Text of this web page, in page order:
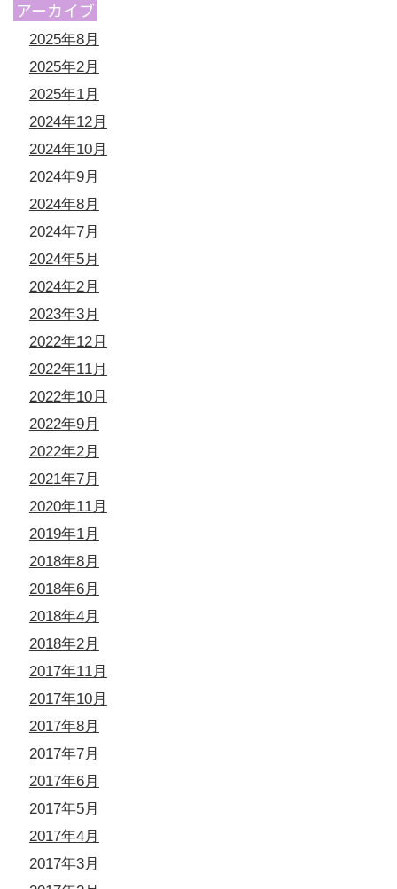
アーカイブ
2025年8月
2025年2月
2025年1月
2024年12月
2024年10月
2024年9月
2024年8月
2024年7月
2024年5月
2024年2月
2023年3月
2022年12月
2022年11月
2022年10月
2022年9月
2022年2月
2021年7月
2020年11月
2019年1月
2018年8月
2018年6月
2018年4月
2018年2月
2017年11月
2017年10月
2017年8月
2017年7月
2017年6月
2017年5月
2017年4月
2017年3月